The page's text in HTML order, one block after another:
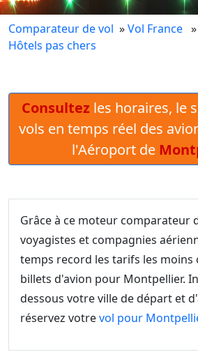
Comparateur de vol »Vol France
Hôtels pas chers
Consultez les horaires, le
vols en temps réel des
l'Aéroport de
Grâce à ce moteur comparateur
voyagistes et compagnies
temps record les tarifs les moins
billets d'avion pour Montpellier.
dessous votre ville de départ et
réservez votrevol pour